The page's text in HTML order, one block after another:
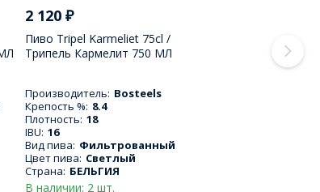
2 120 ₽
Пиво Tripel Karmeliet 75cl /
Трипель Кармелит 750 МЛ
Производитель: Bosteels
Крепость %: 8.4
Плотность: 18
IBU: 16
Вид пива: Фильтрованный
Цвет пива: Светлый
Страна: БЕЛЬГИЯ
В наличии: 2 шт.